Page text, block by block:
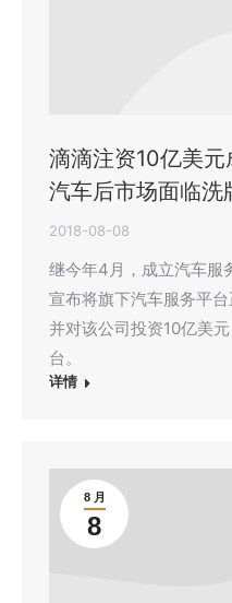
滴滴注资10亿美元
汽车后市场面临洗
2018-08-08
继今年4月，成立汽车服
宣布将旗下汽车服务平台
并对该公司投资10亿美
台。
详情
8 月
8